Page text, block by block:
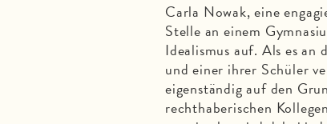
Carla Nowak, eine
Stelle an einem
Idealismus auf. Als es an
und einer ihrer Schüler
eigenständig auf den
rechthaberischen